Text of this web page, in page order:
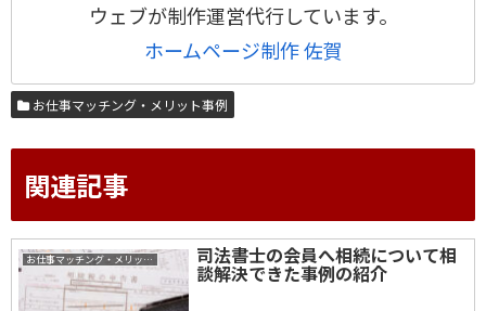
ウェブが制作運営代行しています。
ホームページ制作 佐賀
お仕事マッチング・メリット事例
関連記事
お仕事マッチング・メリット事例 司法書士の会員へ相続について相
談解決できた事例の紹介